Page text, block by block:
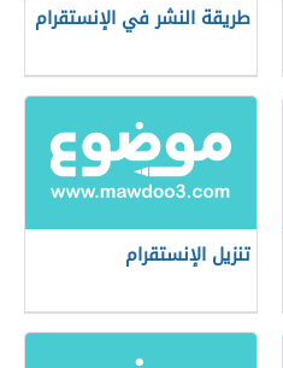
طريقة النشر في الإنستقرام
تنزيل الإنستقرام